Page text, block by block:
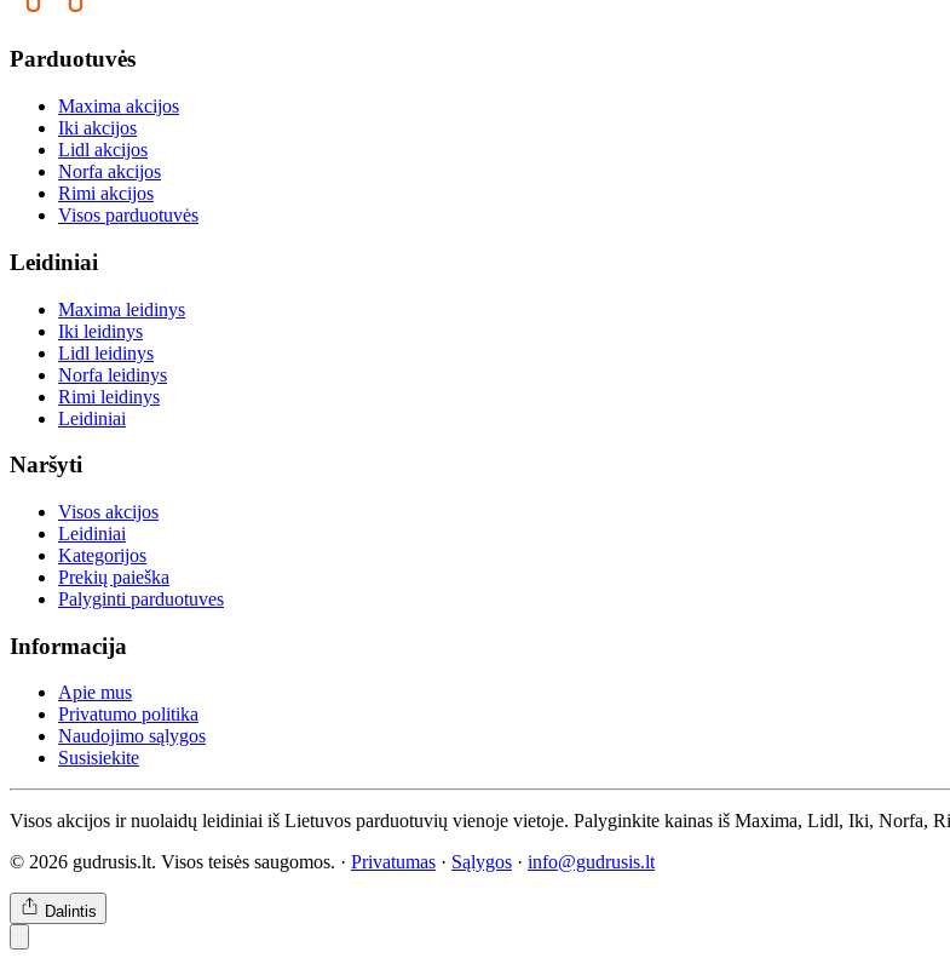
Parduotuvės
Maxima akcijos
Iki akcijos
Lidl akcijos
Norfa akcijos
Rimi akcijos
Visos parduotuvės
Leidiniai
Maxima leidinys
Iki leidinys
Lidl leidinys
Norfa leidinys
Rimi leidinys
Leidiniai
Naršyti
Visos akcijos
Leidiniai
Kategorijos
Prekių paieška
Palyginti parduotuves
Informacija
Apie mus
Privatumo politika
Naudojimo sąlygos
Susisiekite
Visos akcijos ir nuolaidų leidiniai iš Lietuvos parduotuvių vienoje vietoje. Palyginkite kainas iš Maxima, Lidl, Iki, Norfa,
© 2026 gudrusis.lt. Visos teisės saugomos. · Privatumas · Sąlygos · info@gudrusis.lt
Dalintis